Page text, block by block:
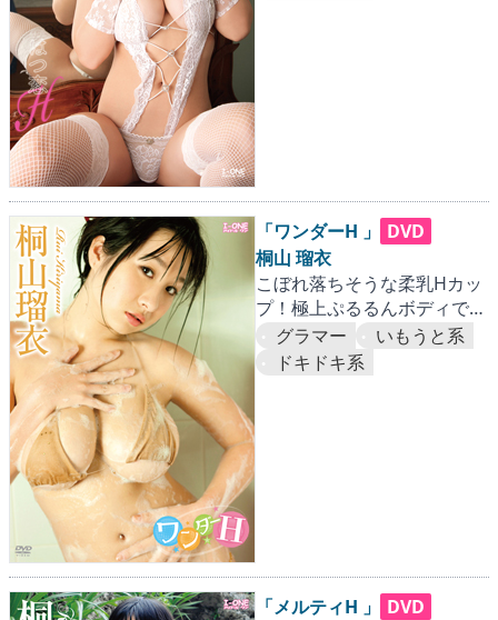
「ワンダーH 」
DVD
桐山 瑠衣
こぼれ落ちそうな柔乳Hカッ
プ！極上ぷるるんボディで絶
好調！！
グラマー
いもうと系
ドキドキ系
「メルティH 」
DVD